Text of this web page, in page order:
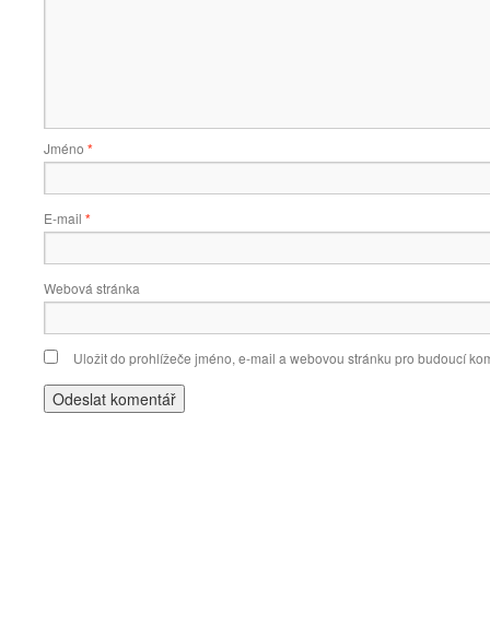
Jméno *
E-mail *
Webová stránka
Uložit do prohlížeče jméno, e-mail a webovou stránku pro budoucí